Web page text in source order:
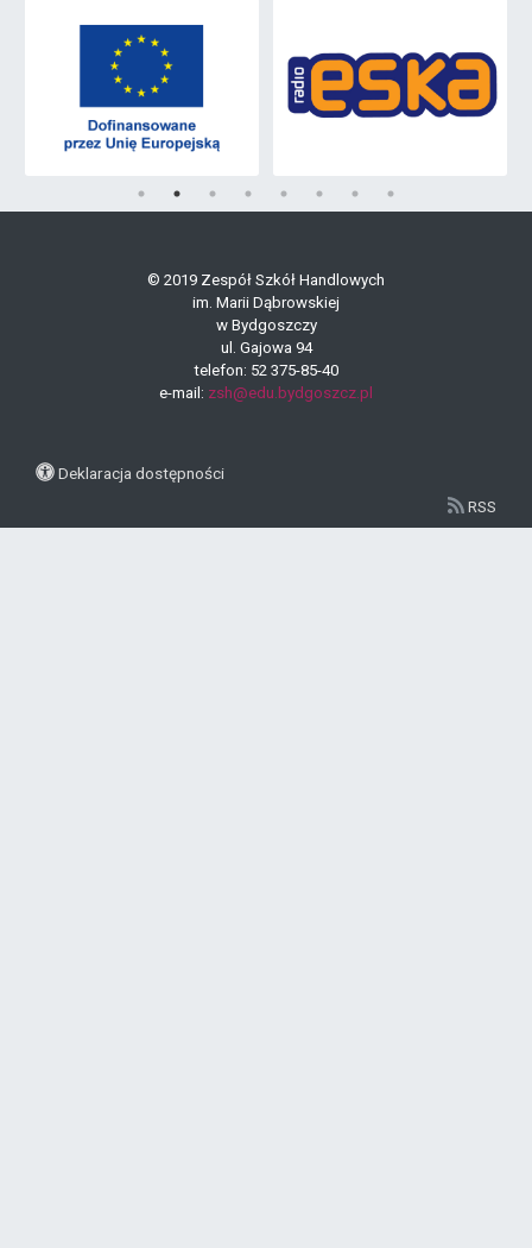
© 2019 Zespół Szkół Handlowych
im. Marii Dąbrowskiej
w Bydgoszczy
ul. Gajowa 94
telefon: 52 375-85-40
e-mail: zsh@edu.bydgoszcz.pl
Deklaracja dostępności
RSS